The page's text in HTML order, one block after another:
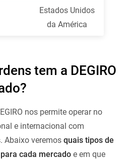
Estados Unidos
da América
tem a DEGIRO
nos permite operar no
e internacional com
Abaixo veremos quais tipos de
cada mercado e em que